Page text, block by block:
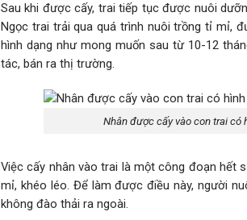
Sau khi được cấy, trai tiếp tục được nuôi
Ngọc trai trải qua quá trình nuôi trồng tỉ mỉ,
hình dạng như mong muốn sau từ 10-12
tác, bán ra thị trường.
Nhân được cấy vào con trai có
Việc cấy nhân vào trai là một công đoạn hết
mỉ, khéo léo. Để làm được điều này, người
không đào thải ra ngoài.